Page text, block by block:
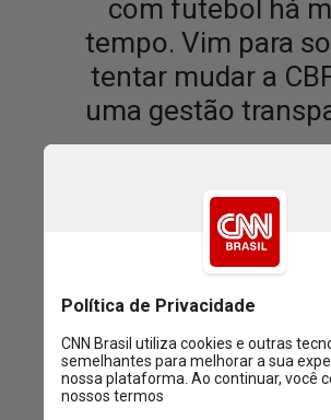
com futebol há
tempo. Vim para
tentar mudar a
uma gestão
Samir Xaud, em
Domingol com Benja,